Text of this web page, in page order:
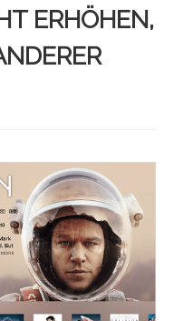
ERHÖHEN,